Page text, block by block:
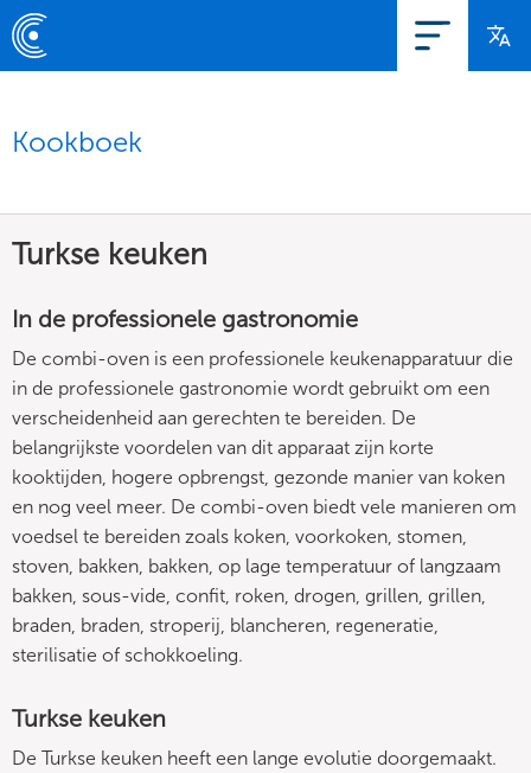
Kookboek
Turkse keuken
In de professionele gastronomie
De combi-oven is een professionele keukenapparatuur die
in de professionele gastronomie wordt gebruikt om een
verscheidenheid aan gerechten te bereiden. De
belangrijkste voordelen van dit apparaat zijn korte
kooktijden, hogere opbrengst, gezonde manier van koken
en nog veel meer. De combi-oven biedt vele manieren om
voedsel te bereiden zoals koken, voorkoken, stomen,
stoven, bakken, bakken, op lage temperatuur of langzaam
bakken, sous-vide, confit, roken, drogen, grillen, grillen,
braden, braden, stroperij, blancheren, regeneratie,
sterilisatie of schokkoeling.
Turkse keuken
De Turkse keuken heeft een lange evolutie doorgemaakt.